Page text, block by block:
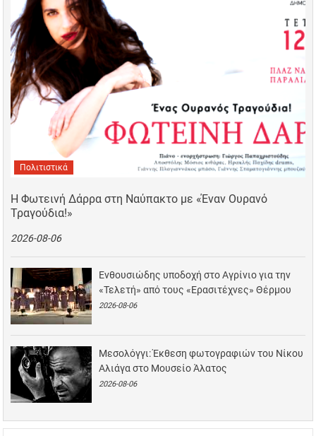
Πολιτιστικά
Η Φωτεινή Δάρρα στη Ναύπακτο με «Έναν Ουρανό
Τραγούδια!»
2026-08-06
Ενθουσιώδης υποδοχή στο Αγρίνιο για την
«Τελετή» από τους «Ερασιτέχνες» Θέρμου
2026-08-06
Μεσολόγγι: Έκθεση φωτογραφιών του Νίκου
Αλιάγα στο Μουσείο Άλατος
2026-08-06